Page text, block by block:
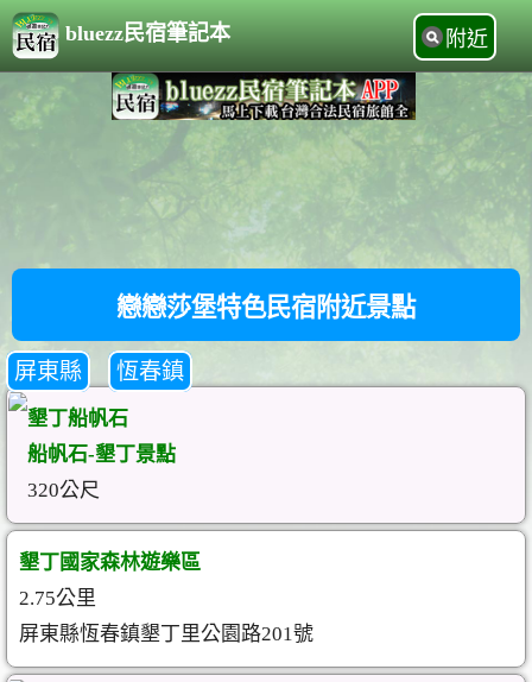
bluezz民宿筆記本 附近
戀戀莎堡特色民宿附近景點
屏東縣 恆春鎮
墾丁船帆石
船帆石-墾丁景點
320公尺
墾丁國家森林遊樂區
2.75公里
屏東縣恆春鎮墾丁里公園路201號